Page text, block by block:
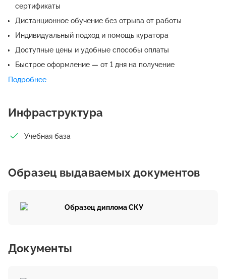
сертификаты
Дистанционное обучение без отрыва от работы
Индивидуальный подход и помощь куратора
Доступные цены и удобные способы оплаты
Быстрое оформление — от 1 дня на получение
удостоверения
Подробнее
Инфраструктура
Учебная база
Образец выдаваемых документов
Образец диплома СКУ
Документы